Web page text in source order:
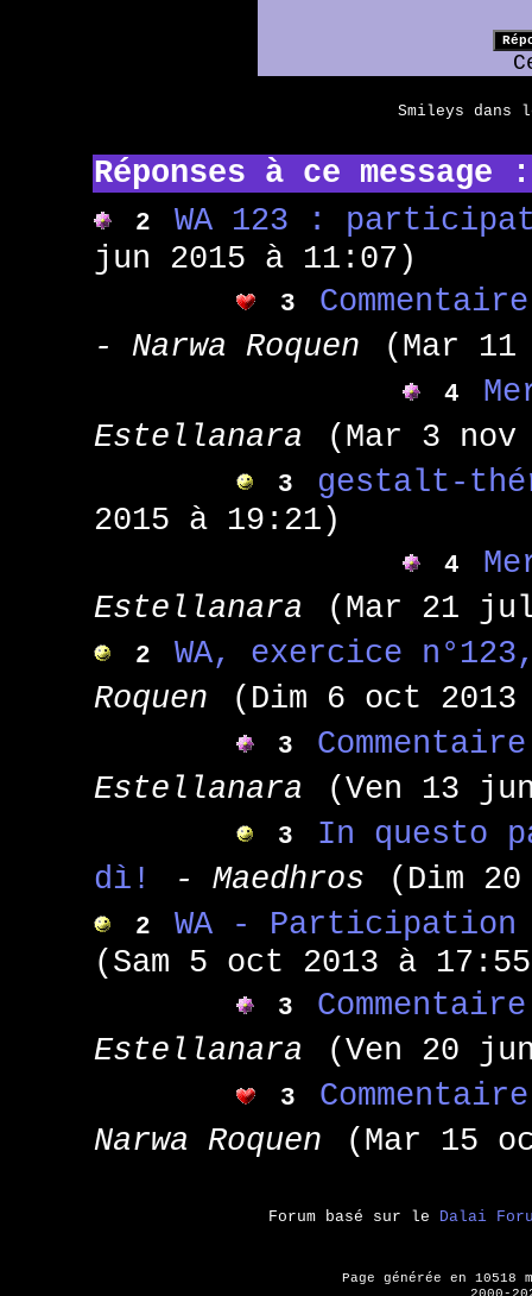
Smileys dans
Réponses à ce message :
2
WA 123 :
jun 2015 à 11:07)
3
- Narwa Roquen
(Mar
4
Estellanara
(Mar 3
3
gestalt-
2015 à 19:21)
4
Estellanara
(Mar 21
2
WA, exercice
Roquen
(Dim 6 oct
3
Estellanara
(Ven 13
3
In questo
dì!
- Maedhros (Dim
2
WA - Participation
(Sam 5 oct 2013 à
3
Estellanara
(Ven 20
3
Narwa Roquen
(Mar 15
Forum basé sur le Dalai
Page générée en 10518